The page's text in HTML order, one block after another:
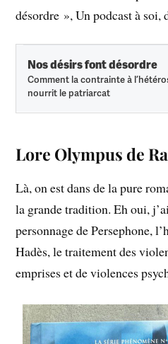
désordre », Un podcast à
Lore Olympus de
Là, on est dans de la pure
la grande tradition. Eh oui,
personnage de Persephone,
Hadès, le traitement des
emprises et de violences